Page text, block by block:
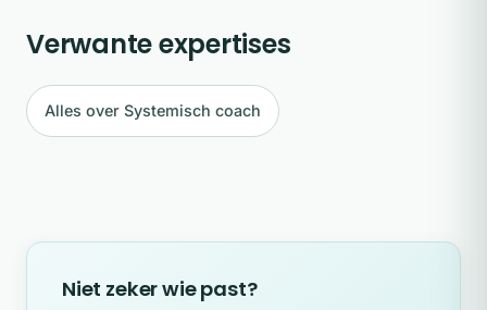
Verwante expertises
Alles over Systemisch coach
Niet zeker wie past?